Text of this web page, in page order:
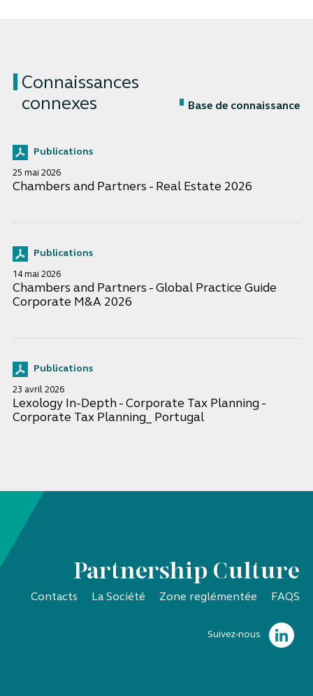
Connaissances
connexes
Base de connaissance
Publications
25 mai 2026
Chambers and Partners - Real Estate 2026
Publications
14 mai 2026
Chambers and Partners - Global Practice Guide
Corporate M&A 2026
Publications
23 avril 2026
Lexology In-Depth - Corporate Tax Planning -
Corporate Tax Planning_ Portugal
Partnership Culture
Contacts La Société Zone reglémentée FAQS
Suivez-nous